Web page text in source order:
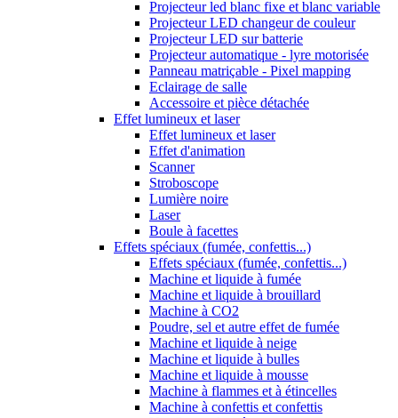
Projecteur led blanc fixe et blanc variable
Projecteur LED changeur de couleur
Projecteur LED sur batterie
Projecteur automatique - lyre motorisée
Panneau matriçable - Pixel mapping
Eclairage de salle
Accessoire et pièce détachée
Effet lumineux et laser
Effet lumineux et laser
Effet d'animation
Scanner
Stroboscope
Lumière noire
Laser
Boule à facettes
Effets spéciaux (fumée, confettis...)
Effets spéciaux (fumée, confettis...)
Machine et liquide à fumée
Machine et liquide à brouillard
Machine à CO2
Poudre, sel et autre effet de fumée
Machine et liquide à neige
Machine et liquide à bulles
Machine et liquide à mousse
Machine à flammes et à étincelles
Machine à confettis et confettis